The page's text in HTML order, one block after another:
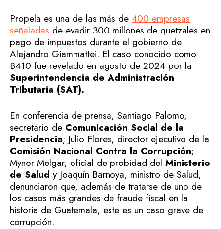
Propela es una de las más de 400 empresas
señaladas de evadir 300 millones de quetzales en
pago de impuestos durante el gobierno de
Alejandro Giammattei. El caso conocido como
B410 fue revelado en agosto de 2024 por la
Superintendencia de Administración
Tributaria (SAT).
En conferencia de prensa, Santiago Palomo,
secretario de Comunicación Social de la
Presidencia; Julio Flores, director ejecutivo de la
Comisión Nacional Contra la Corrupción;
Mynor Melgar, oficial de probidad del Ministerio
de Salud y Joaquín Barnoya, ministro de Salud,
denunciaron que, además de tratarse de uno de
los casos más grandes de fraude fiscal en la
historia de Guatemala, este es un caso grave de
corrupción.